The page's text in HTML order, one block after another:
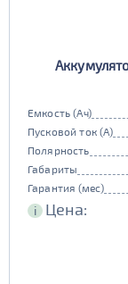
Емкость (Ач)
Пусковой ток (А)
Полярность
Габариты
Гарантия (мес)
i Цена: